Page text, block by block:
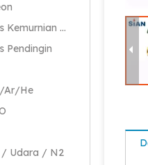
Katup Silinder Gas Kemurnian Tinggi
Pendingin
Ar/He
/ Udara / N2